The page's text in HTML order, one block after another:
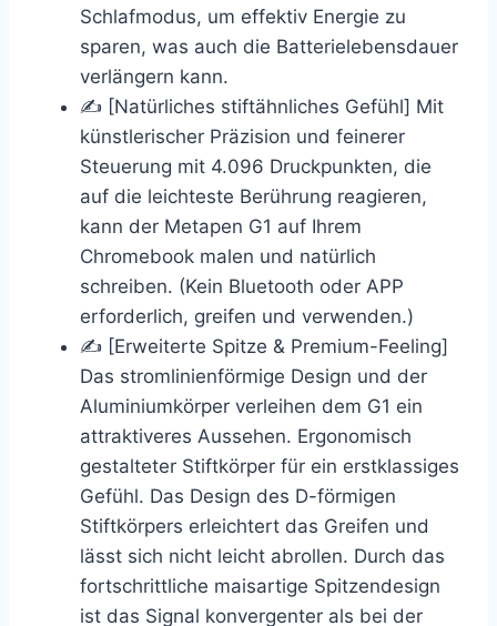
Schlafmodus, um effektiv Energie zu
sparen, was auch die Batterielebensdauer
verlängern kann.
✍ [Natürliches stiftähnliches Gefühl] Mit
künstlerischer Präzision und feinerer
Steuerung mit 4.096 Druckpunkten, die
auf die leichteste Berührung reagieren,
kann der Metapen G1 auf Ihrem
Chromebook malen und natürlich
schreiben. (Kein Bluetooth oder APP
erforderlich, greifen und verwenden.)
✍ [Erweiterte Spitze & Premium-Feeling]
Das stromlinienförmige Design und der
Aluminiumkörper verleihen dem G1 ein
attraktiveres Aussehen. Ergonomisch
gestalteter Stiftkörper für ein erstklassiges
Gefühl. Das Design des D-förmigen
Stiftkörpers erleichtert das Greifen und
lässt sich nicht leicht abrollen. Durch das
fortschrittliche maisartige Spitzendesign
ist das Signal konvergenter als bei der